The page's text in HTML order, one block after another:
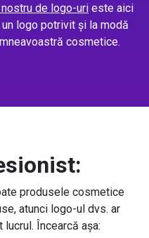
de logo-uri este aici
logo potrivit și la modă
cosmetice.
produsele cosmetice
atunci logo-ul dvs. ar
Încearcă așa: